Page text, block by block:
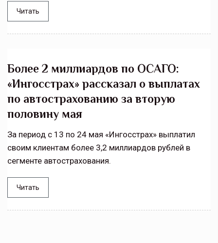
Читать
Более 2 миллиардов по ОСАГО:
«Ингосстрах» рассказал о выплатах
по автострахованию за вторую
половину мая
За период с 13 по 24 мая «Ингосстрах» выплатил
своим клиентам более 3,2 миллиардов рублей в
сегменте автострахования.
Читать